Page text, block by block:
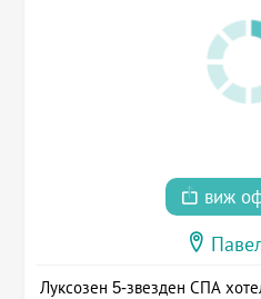
виж
Луксозен 5-звезден СПА